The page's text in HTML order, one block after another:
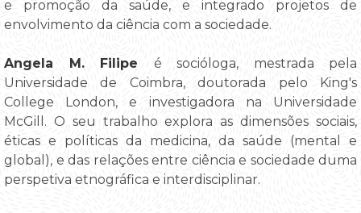
e promoção da saúde, e integrado projetos de
envolvimento da ciência com a sociedade.
Angela M. Filipe é socióloga, mestrada pela
Universidade de Coimbra, doutorada pelo King's
College London, e investigadora na Universidade
McGill. O seu trabalho explora as dimensões sociais,
éticas e políticas da medicina, da saúde (mental e
global), e das relações entre ciência e sociedade duma
perspetiva etnográfica e interdisciplinar.